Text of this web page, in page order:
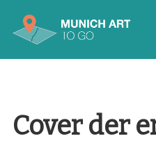
Cover der